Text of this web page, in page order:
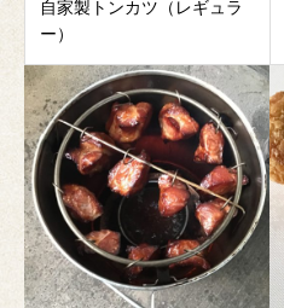
自家製トンカツ（レギュラ
ー）